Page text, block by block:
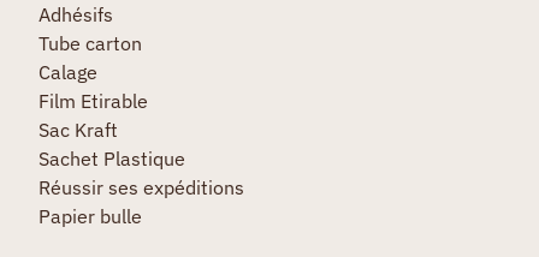
Adhésifs
Tube carton
Calage
Film Etirable
Sac Kraft
Sachet Plastique
Réussir ses expéditions
Papier bulle